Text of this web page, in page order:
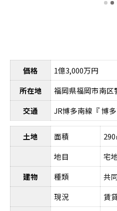
価格
1億3,000万円
所在地
福岡県福岡市南区
交通
JR博多南線『 博
土地 面積
290
地目
宅
建物
種類
共
現況
賃